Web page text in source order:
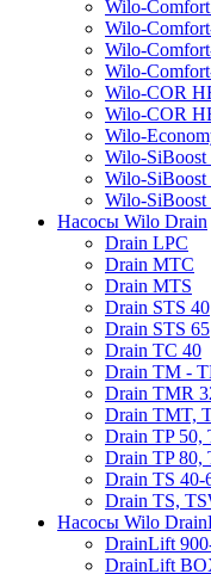
Wilo-
Wilo-
Wilo-
Wilo-
Wilo-COR
Wilo-COR
Wilo-
Wilo-
Wilo-
Wilo-
Насосы Wilo Drain
Drain LPC
Drain MTC
Drain MTS
Drain STS 40
Drain STS 65
Drain TC 40
Drain TM -
Drain TMR
Drain TMT,
Drain TP 50,
Drain TP 80,
Drain TS 40-
Drain TS,
Насосы Wilo
DrainLift
DrainLift